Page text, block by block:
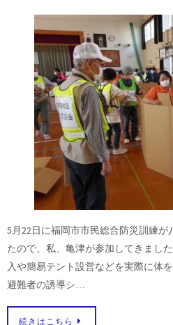
5月22日に福岡市市民総合防災訓練
たので、私、亀津が参加してきまし
入や簡易テント設営などを実際に体
避難者の誘導シ…
続きはこちら